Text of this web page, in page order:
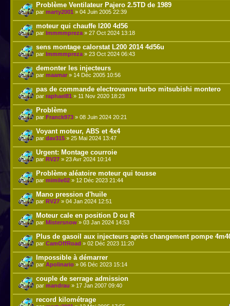
Problème Ventilateur Pajero 2.5TD de 1989
par marty2001 » 04 Juin 2005 22:39
moteur qui chauffe l200 4d56
par Immmmpreza » 27 Oct 2024 13:18
sens montage calorstat L200 2014 4d56u
par Immmmpreza » 23 Oct 2024 06:43
demonter les injecteurs
par maamar » 14 Déc 2005 10:56
pas de commande electrovanne turbo mitsubishi montero
par raphael81 » 11 Nov 2020 18:23
Problème
par Franck973 » 08 Juin 2024 20:21
Voyant moteur, ABS et 4x4
par dav315 » 25 Mai 2024 13:47
Urgent: Montage courroie
par RV27 » 23 Avr 2024 10:14
Problème aléatoire moteur qui tousse
par mimile02 » 12 Déc 2023 21:44
Mano pression d'huile
par RV27 » 04 Jan 2024 12:51
Moteur cale en position D ou R
par Mistersnow » 03 Jan 2024 14:53
Plus de gasoil aux injecteurs après changement pompe
par CamOffRoad » 02 Déc 2023 11:20
Impossible à démarrer
par Apolinario » 06 Déc 2023 15:14
couple de serrage admission
par mandrau » 17 Jan 2007 09:40
record kilométrage